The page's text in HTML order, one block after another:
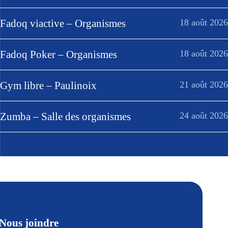
Fadoq viactive – Organismes 18 août 2026
Fadoq Poker – Organismes 18 août 2026
Gym libre – Paulinoix 21 août 2026
Zumba – Salle des organismes 24 août 2026
joindre